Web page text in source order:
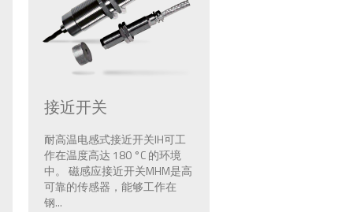
接近开关
耐高温电感式接近开关IH可工
作在温度高达 180 °C 的环境
中。 磁感应接近开关MHM是高
可靠的传感器，能够工作在
钢...